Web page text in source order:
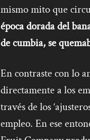
mismo mito que
época dorada del
de cumbia, se
En contraste con lo
directamente a los
través de los
empleo. En ese